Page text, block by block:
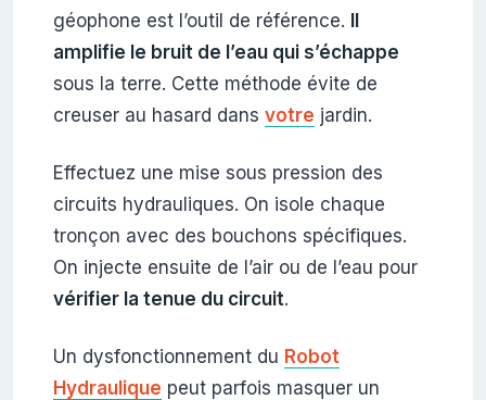
géophone est l’outil de référence. Il
amplifie le bruit de l’eau qui s’échappe
sous la terre. Cette méthode évite de
creuser au hasard dans votre jardin.
Effectuez une mise sous pression des
circuits hydrauliques. On isole chaque
tronçon avec des bouchons spécifiques.
On injecte ensuite de l’air ou de l’eau pour
vérifier la tenue du circuit.
Un dysfonctionnement du Robot
Hydraulique peut parfois masquer un